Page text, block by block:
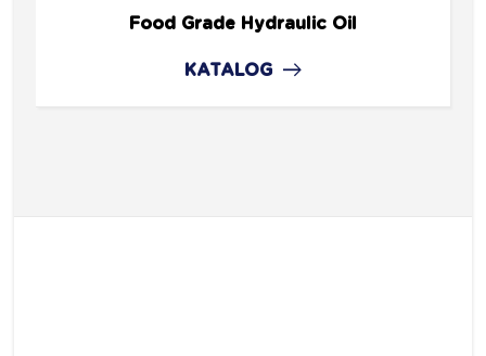
Food Grade Hydraulic Oil
KATALOG